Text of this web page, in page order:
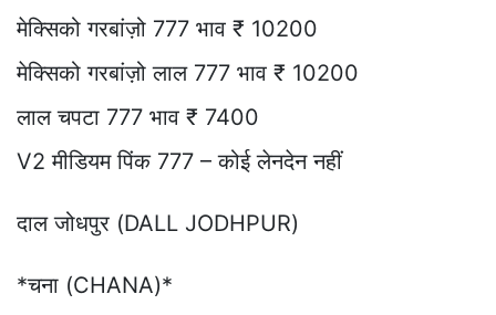
मेक्सिको गरबांज़ो 777 भाव ₹ 10200
मेक्सिको गरबांज़ो लाल 777 भाव ₹ 10200
लाल चपटा 777 भाव ₹ 7400
V2 मीडियम पिंक 777 – कोई लेनदेन नहीं
दाल जोधपुर (DALL JODHPUR)
*चना (CHANA)*